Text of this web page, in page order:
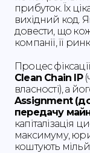
прибуток. Їх
вихідний код.
довести, що
компанії, її
Процес
Clean Chain IP
власності), а
Assignment
передачу
капіталізація
максимуму,
коштують